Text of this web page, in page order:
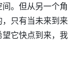
。但从另一个角
只有当未来到来
它快点到来，我